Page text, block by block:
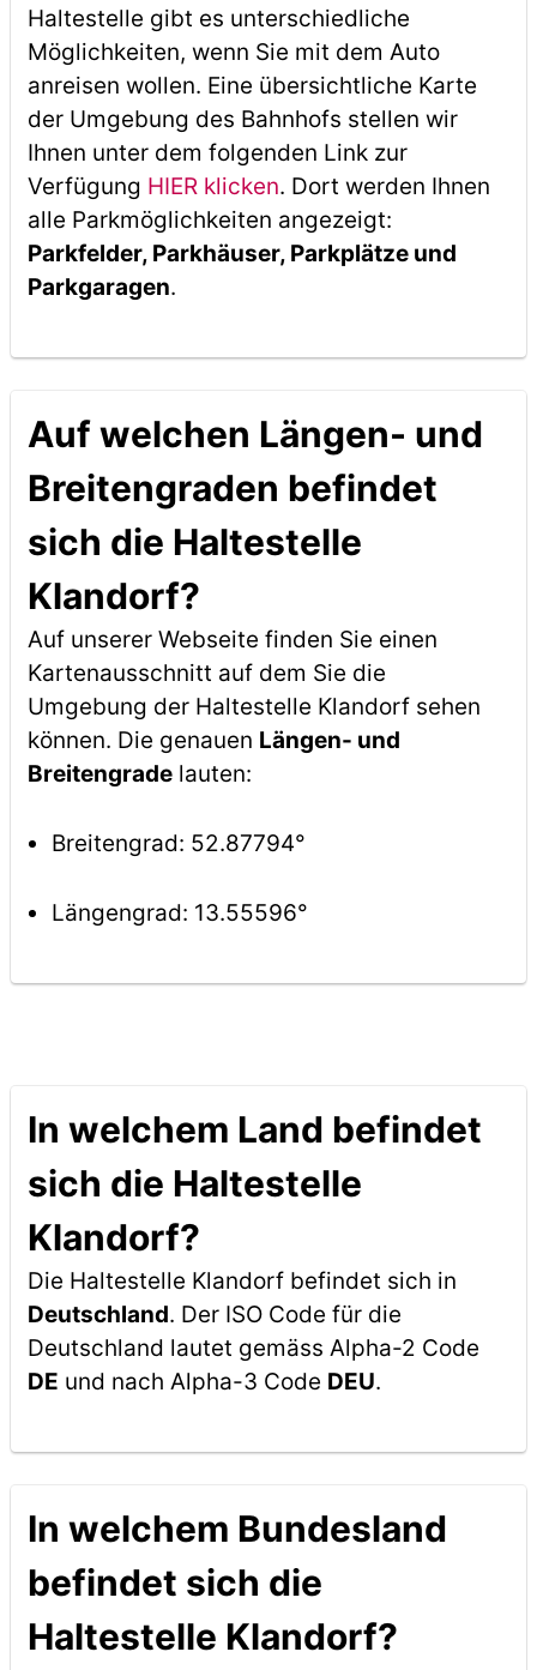
Haltestelle gibt es unterschiedliche
Möglichkeiten, wenn Sie mit dem Auto
anreisen wollen. Eine übersichtliche Karte
der Umgebung des Bahnhofs stellen wir
Ihnen unter dem folgenden Link zur
Verfügung HIER klicken. Dort werden Ihnen
alle Parkmöglichkeiten angezeigt:
Parkfelder, Parkhäuser, Parkplätze und
Parkgaragen.
Auf welchen Längen- und
Breitengraden befindet
sich die Haltestelle
Klandorf?
Auf unserer Webseite finden Sie einen
Kartenausschnitt auf dem Sie die
Umgebung der Haltestelle Klandorf sehen
können. Die genauen Längen- und
Breitengradelauten:
Breitengrad: 52.87794°
Längengrad: 13.55596°
In welchem Land befindet
sich die Haltestelle
Klandorf?
Die Haltestelle Klandorf befindet sich in
Deutschland. Der ISO Code für die
Deutschland lautet gemäss Alpha-2 Code
DE und nach Alpha-3 Code DEU.
In welchem Bundesland
befindet sich die
Haltestelle Klandorf?